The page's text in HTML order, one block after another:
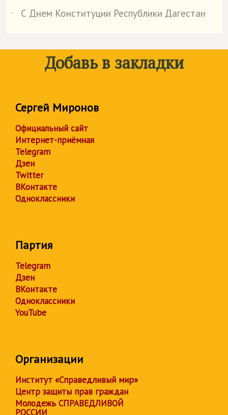
˙
С Днем Конституции Республики Дагестан
Добавь в закладки
Сергей Миронов
Официальный сайт
Интернет-приёмная
Telegram
Дзен
Twitter
ВКонтакте
Одноклассники
Партия
Telegram
Дзен
ВКонтакте
Одноклассники
YouTube
Организации
Институт «Справедливый мир»
Центр защиты прав граждан
Молодежь СПРАВЕДЛИВОЙ
РОССИИ